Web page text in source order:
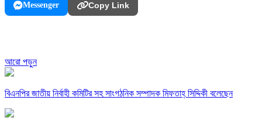
Messenger Copy Link
আরো পড়ুন
বিএনপির জাতীয় নির্বাহী কমিটির সহ সাংগঠনিক সম্পাদক মিফতাহ্ সিদ্দিকী বলেছেন